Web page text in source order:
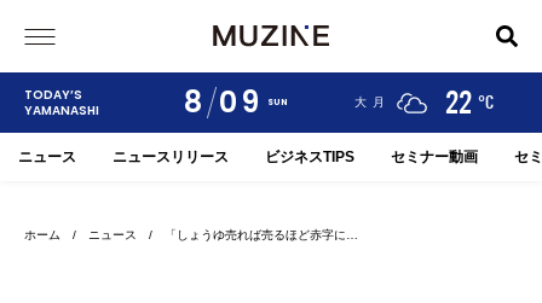
TODAY’S
YAMANASHI
8 09 SUN
甲府 河口湖 大月 22 °C
ニュース ニュースリリース ビジネスTIPS セミナー動画 セ
ホーム / ニュース / 「しょうゆ売れば売るほど赤字に…